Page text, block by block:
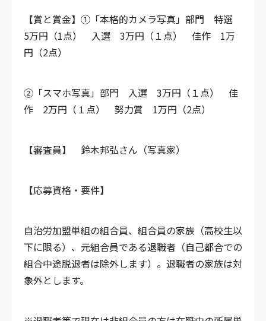
【賞と賞金】 ①「本格的カメラ写真」部門 特選
5万円（1点）
入選 3万円（１点） 佳作 1万
円（2点）
②「スマホ写真」部門 入選 3万円（１点） 佳
作 2万円（１点） 努力賞 1万円（2点）
【審査員】 鈴木邦弘さん（写真家）
【応募資格・要件】
自治労加盟単組の組合員、組合員の家族（高校生以
下に限る）、元組合員である退職者（自己都合での
組合中途脱退者は除外します）。退職者の家族は対
象外とします。